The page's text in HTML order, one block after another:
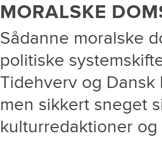
MORALSKE
Sådanne moralske
politiske
Tidehverv og
men sikkert sneget
kulturredaktioner